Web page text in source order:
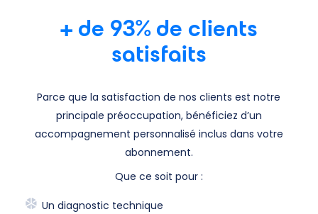
+ de 93% de clients
satisfaits
Parce que la satisfaction de nos clients est notre
principale préoccupation, bénéficiez d’un
accompagnement personnalisé inclus dans votre
abonnement.
Que ce soit pour :
Un diagnostic technique